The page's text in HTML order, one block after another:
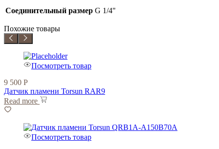
Соединительный размер G 1/4"
Похожие товары
Посмотреть товар
9 500 Р
Датчик пламени Torsun RAR9
Read more
Посмотреть товар